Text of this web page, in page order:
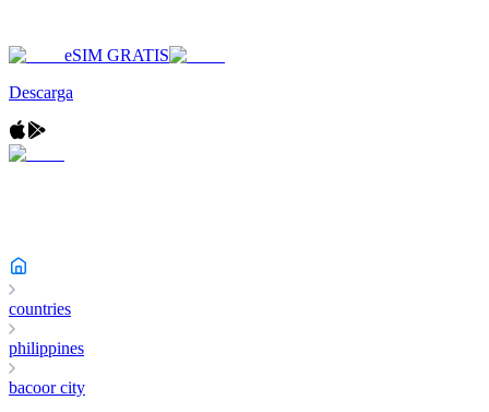
eSIM GRATIS
Descarga
countries
philippines
bacoor city